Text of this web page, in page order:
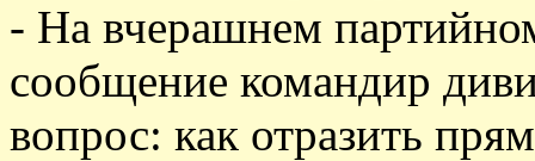
- На вчерашнем
сообщение командир
вопрос: как отразить